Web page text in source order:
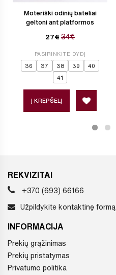
Moteriški odinių bateliai
geltoni ant platformos
27€ 34€
PASIRINKITE DYDĮ
36 37 38 39 40
41
Į KREPŠELĮ
REKVIZITAI
+370 (693) 66166
Užpildykite kontaktinę formą
INFORMACIJA
Prekių grąžinimas
Prekių pristatymas
Privatumo politika